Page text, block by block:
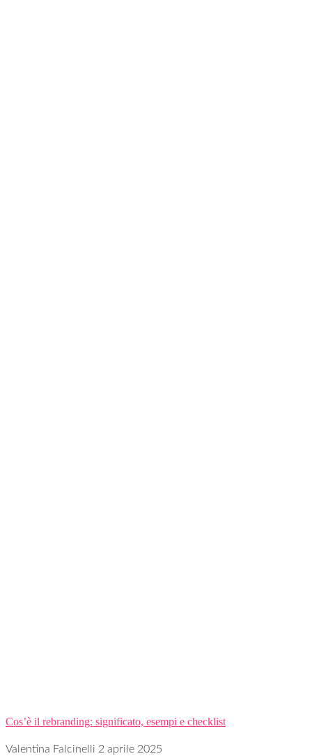
Cos’è il rebranding: significato, esempi e checklist
Valentina Falcinelli 2 aprile 2025